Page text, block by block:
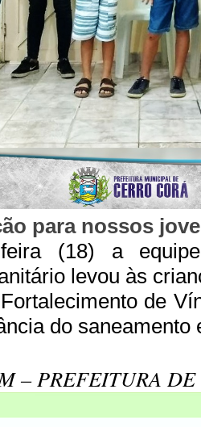
para nossos
feira (18) a
levou às
de
do saneamento
– PREFEITURA DE